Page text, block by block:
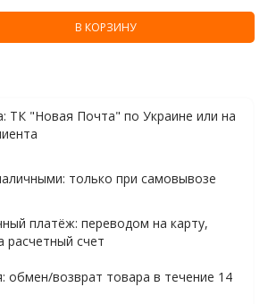
В КОРЗИНУ
ТК "Новая Почта" по Украине или на
только при самовывозе
платёж: переводом на карту,
расчетный счет
обмен/возврат товара в течение 14